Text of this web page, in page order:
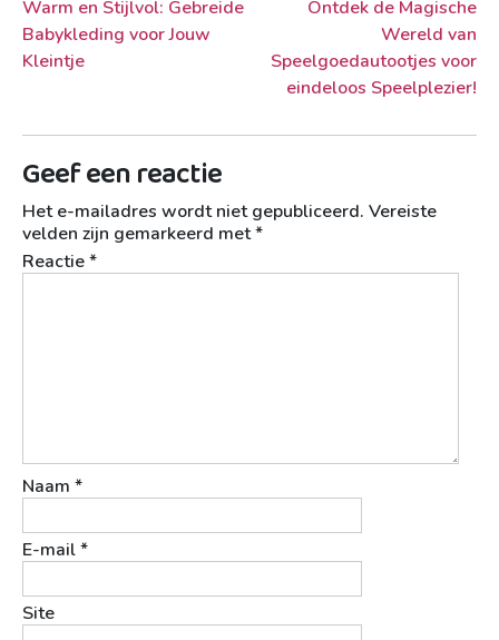
Berichtnavigatie
Warm en Stijlvol: Gebreide
Babykleding voor Jouw
Kleintje
Ontdek de Magische
Wereld van
Speelgoedautootjes voor
eindeloos Speelplezier!
Geef een reactie
Het e-mailadres wordt niet gepubliceerd. Vereiste
velden zijn gemarkeerd met*
Reactie*
Naam *
E-mail*
Site